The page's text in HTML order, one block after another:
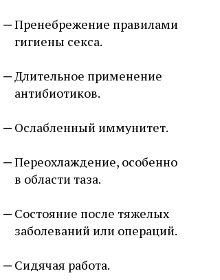
Пренебрежение правилами
гигиены секса.
Длительное применение
антибиотиков.
Ослабленный иммунитет.
Переохлаждение, особенно
в области таза.
Состояние после тяжелых
заболеваний или операций.
Сидячая работа.